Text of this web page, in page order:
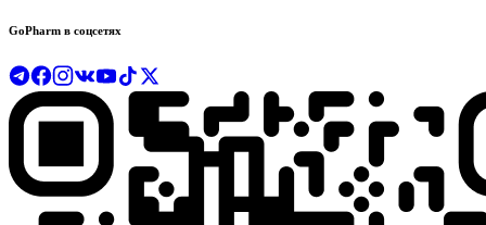
GoPharm в соцсетях